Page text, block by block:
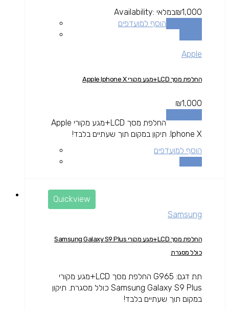
₪1,000
Availability: במלאי
הוסף למועדפים
Apple
החלפת מסך LCD+מגע מקורי Apple Iphone X
₪1,000
החלפת מסך LCD+מגע מקורי Apple
Iphone X. תיקון במקום תוך שעתיים בלבד!
הוסף למועדפים
Quickview
Samsung
החלפת מסך LCD+מגע מקורי Samsung Galaxy S9 Plus
כולל מסגרת
תת דגם: G965 החלפת מסך LCD+מגע מקורי
Samsung Galaxy S9 Plus כולל מסגרת. תיקון
במקום תוך שעתיים בלבד!